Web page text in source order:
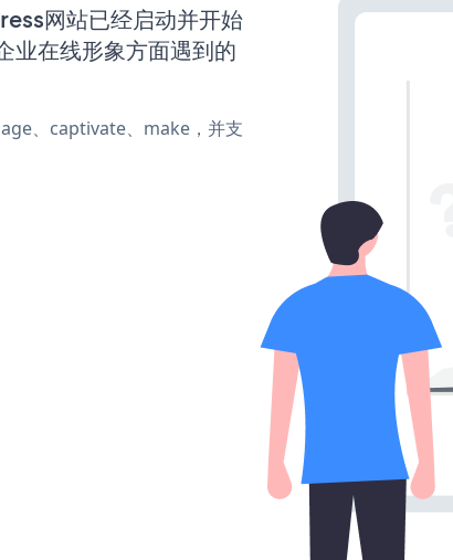
网站已经启动并开始
业在线形象方面遇到的
、captivate、make，并支